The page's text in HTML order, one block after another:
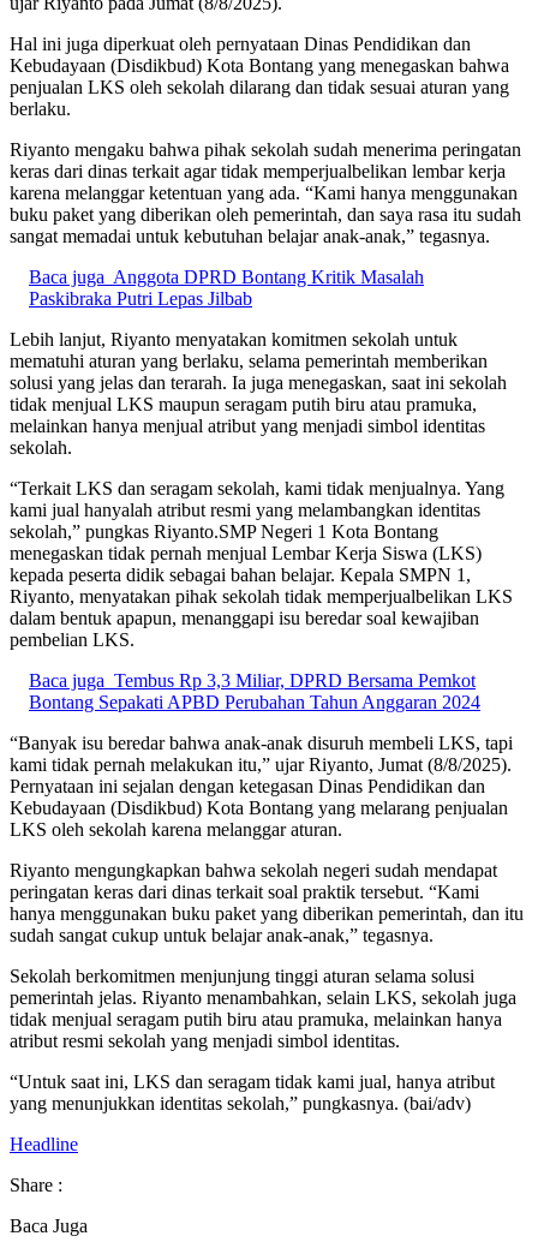
Hal ini juga diperkuat oleh pernyataan Dinas Pendidikan dan
Kebudayaan (Disdikbud) Kota Bontang yang menegaskan bahwa
penjualan LKS oleh sekolah dilarang dan tidak sesuai aturan yang
berlaku.
Riyanto mengaku bahwa pihak sekolah sudah menerima peringatan
keras dari dinas terkait agar tidak memperjualbelikan lembar kerja
karena melanggar ketentuan yang ada. “Kami hanya menggunakan
buku paket yang diberikan oleh pemerintah, dan saya rasa itu sudah
sangat memadai untuk kebutuhan belajar anak-anak,” tegasnya.
Baca juga Anggota DPRD Bontang Kritik Masalah
Paskibraka Putri Lepas Jilbab
Lebih lanjut, Riyanto menyatakan komitmen sekolah untuk
mematuhi aturan yang berlaku, selama pemerintah memberikan
solusi yang jelas dan terarah. Ia juga menegaskan, saat ini sekolah
tidak menjual LKS maupun seragam putih biru atau pramuka,
melainkan hanya menjual atribut yang menjadi simbol identitas
sekolah.
“Terkait LKS dan seragam sekolah, kami tidak menjualnya. Yang
kami jual hanyalah atribut resmi yang melambangkan identitas
sekolah,” pungkas Riyanto.SMP Negeri 1 Kota Bontang
menegaskan tidak pernah menjual Lembar Kerja Siswa (LKS)
kepada peserta didik sebagai bahan belajar. Kepala SMPN 1,
Riyanto, menyatakan pihak sekolah tidak memperjualbelikan LKS
dalam bentuk apapun, menanggapi isu beredar soal kewajiban
pembelian LKS.
Baca juga Tembus Rp 3,3 Miliar, DPRD Bersama Pemkot
Bontang Sepakati APBD Perubahan Tahun Anggaran 2024
“Banyak isu beredar bahwa anak-anak disuruh membeli LKS, tapi
kami tidak pernah melakukan itu,” ujar Riyanto, Jumat (8/8/2025).
Pernyataan ini sejalan dengan ketegasan Dinas Pendidikan dan
Kebudayaan (Disdikbud) Kota Bontang yang melarang penjualan
LKS oleh sekolah karena melanggar aturan.
Riyanto mengungkapkan bahwa sekolah negeri sudah mendapat
peringatan keras dari dinas terkait soal praktik tersebut. “Kami
hanya menggunakan buku paket yang diberikan pemerintah, dan itu
sudah sangat cukup untuk belajar anak-anak,” tegasnya.
Sekolah berkomitmen menjunjung tinggi aturan selama solusi
pemerintah jelas. Riyanto menambahkan, selain LKS, sekolah juga
tidak menjual seragam putih biru atau pramuka, melainkan hanya
atribut resmi sekolah yang menjadi simbol identitas.
“Untuk saat ini, LKS dan seragam tidak kami jual, hanya atribut
yang menunjukkan identitas sekolah,” pungkasnya. (bai/adv)
Headline
Share :
Baca Juga